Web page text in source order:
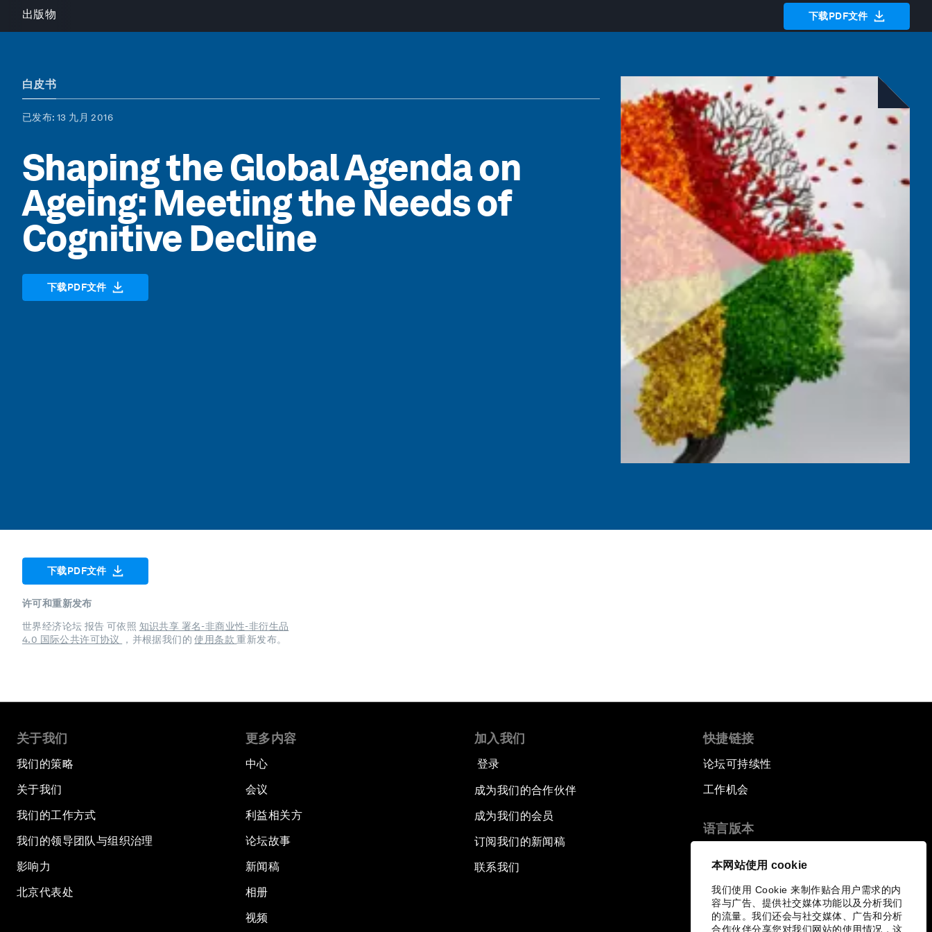
本网站使用 cookie
我们使用 Cookie 来制作贴合用户需求的内
容与广告、提供社交媒体功能以及分析我们
的流量。我们还会与社交媒体、广告和分析
合作伙伴分享您对我们网站的使用情况，这
出版物 下载PDF文件
白皮书
已发布: 13 九月 2016
Shaping the Global Agenda on
Ageing: Meeting the Needs of
Cognitive Decline
下载PDF文件
下载PDF文件
许可和重新发布
世界经济论坛 报告 可依照 知识共享 署名-非商业性-非衍生品
4.0 国际公共许可协议
，并根据我们的使用条款重新发布。
关于我们
我们的策略
关于我们
我们的工作方式
我们的领导团队与组织治理
影响力
北京代表处
更多内容
中心
会议
利益相关方
论坛故事
新闻稿
相册
视频
加入我们
登录
成为我们的合作伙伴
成为我们的会员
订阅我们的新闻稿
联系我们
快捷链接
论坛可持续性
工作机会
语言版本